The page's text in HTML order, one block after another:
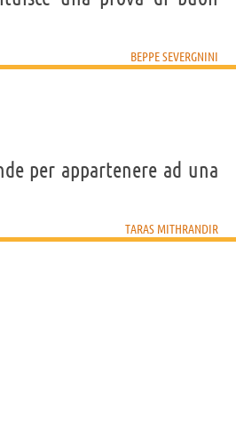
BEPPE SEVERGNINI
per appartenere ad una
TARAS MITHRANDIR